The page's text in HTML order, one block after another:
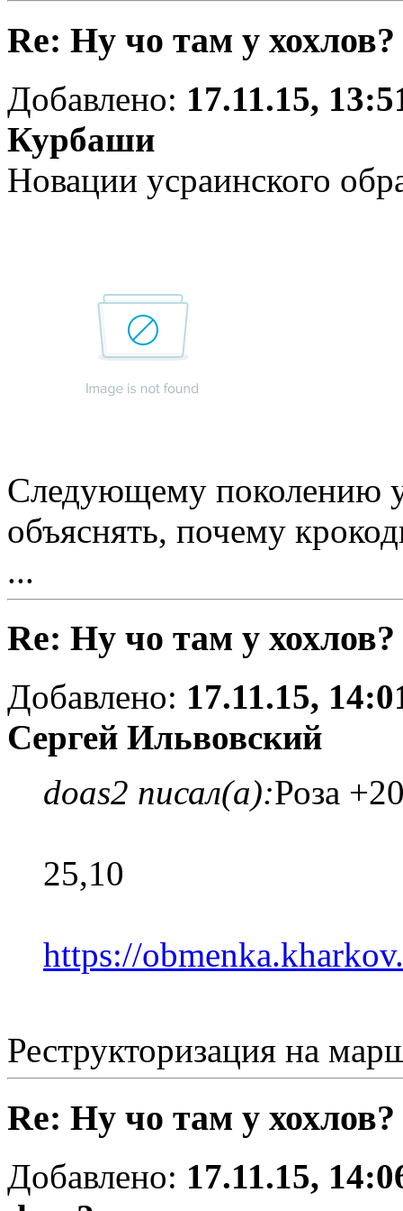
Re: Ну чо там у хохлов?
Добавлено: 17.11.15,
Курбаши
Новации усраинского
Следующему поколению
объяснять, почему
...
Re: Ну чо там у хохлов?
Добавлено: 17.11.15,
Сергей Ильвовский
doas2 писал(а):Роза
25,10
https://
Реструкторизация на
Re: Ну чо там у хохлов?
Добавлено: 17.11.15,